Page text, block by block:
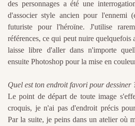
des personnages a été une
d'associer style ancien pour l'ennemi
futuriste pour l'héroïne. J'utilise
références, ce qui peut nuire quelquefois
laisse libre d'aller dans n'importe
ensuite Photoshop pour la mise en
Quel est ton endroit favori pour dessiner
Le point de départ de toute image
croquis, je n'ai pas d'endroit précis
Par la suite, je peins dans un atelier où